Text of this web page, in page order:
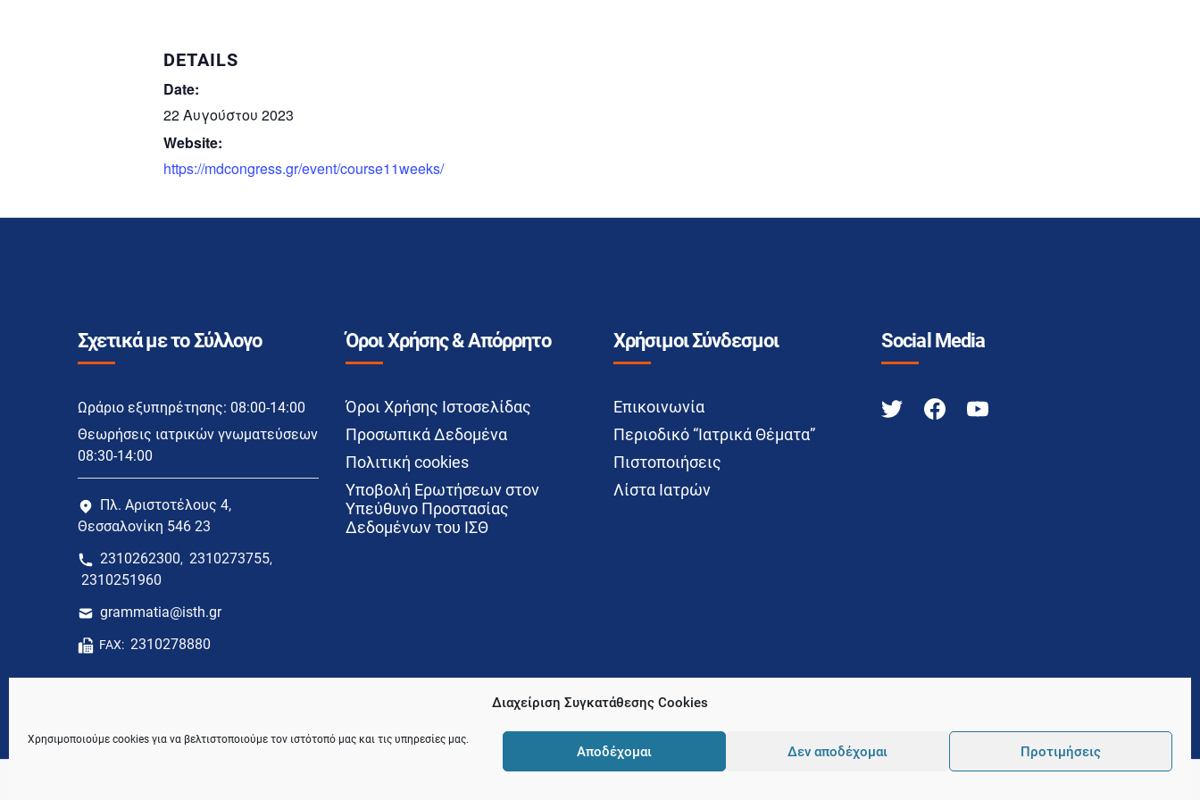
Διαχείριση Συγκατάθεσης Cookies
Χρησιμοποιούμε cookies για να βελτιστοποιούμε τον ιστότοπό μας και τις υπηρεσίες μας.
Αποδέχομαι Δεν αποδέχομαι Προτιμήσεις
DETAILS
Date:
22 Αυγούστου 2023
Website:
https://mdcongress.gr/event/course11weeks/
Σχετικά με το Σύλλογο
Ωράριο εξυπηρέτησης: 08:00-14:00
Θεωρήσεις ιατρικών γνωματεύσεων
08:30-14:00
Πλ. Αριστοτέλους 4,
Θεσσαλονίκη 546 23
2310262300, 2310273755,
2310251960
grammatia@isth.gr
FAX: 2310278880
Όροι Χρήσης & Απόρρητο
Όροι Χρήσης Ιστοσελίδας
Προσωπικά Δεδομένα
Πολιτική cookies
Υποβολή Ερωτήσεων στον
Υπεύθυνο Προστασίας
Δεδομένων του ΙΣΘ
Χρήσιμοι Σύνδεσμοι
Επικοινωνία
Περιοδικό “Ιατρικά Θέματα”
Πιστοποιήσεις
Λίστα Ιατρών
Social Media